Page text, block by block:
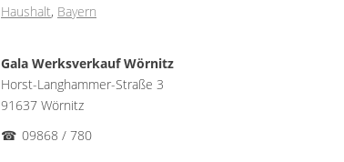
Haushalt, Bayern
Gala Werksverkauf Wörnitz
Horst-Langhammer-Straße 3
91637 Wörnitz
☎ 09868 / 780